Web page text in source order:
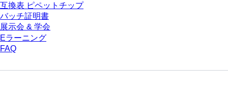
互換表 ピペットチップ
バッチ証明書
展示会 & 学会
Eラーニング
FAQ